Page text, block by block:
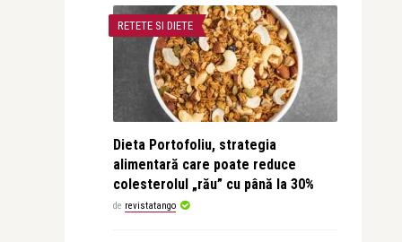
RETETE SI DIETE
Dieta Portofoliu, strategia
alimentară care poate reduce
colesterolul „rău” cu până la 30%
de revistatango